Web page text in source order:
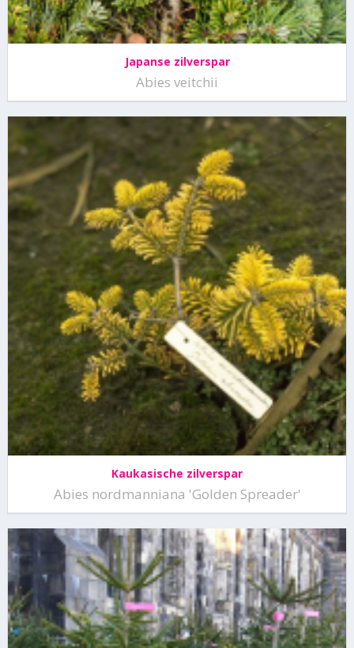
Japanse zilverspar
Abies veitchii
Kaukasische zilverspar
Abies nordmanniana 'Golden Spreader'